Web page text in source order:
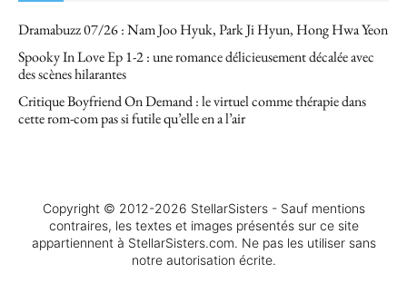
Dramabuzz 07/26 : Nam Joo Hyuk, Park Ji Hyun, Hong Hwa Yeon
Spooky In Love Ep 1-2 : une romance délicieusement décalée avec
des scènes hilarantes
Critique Boyfriend On Demand : le virtuel comme thérapie dans
cette rom-com pas si futile qu’elle en a l’air
Copyright © 2012-2026 StellarSisters - Sauf mentions
contraires, les textes et images présentés sur ce site
appartiennent à StellarSisters.com. Ne pas les utiliser sans
notre autorisation écrite.